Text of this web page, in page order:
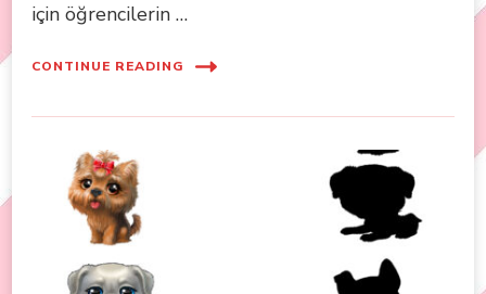
için öğrencilerin …
CONTINUE READING